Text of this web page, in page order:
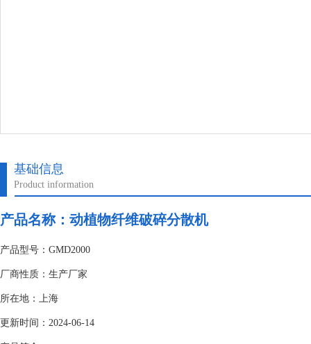
基础信息
Product information
产品名称：动植物纤维破碎分散机
产品型号：GMD2000
厂商性质：生产厂家
所在地：上海
更新时间：2024-06-14